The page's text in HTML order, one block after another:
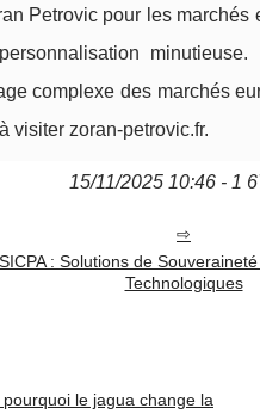
Petrovic pour les marchés
complexe des marchés
visiter zoran-petrovic.fr.
15/11/2025 10:46 - 1
SICPA : Solutions de
Technologiques
le jagua change la